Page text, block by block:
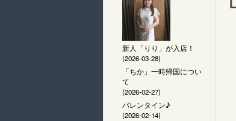
新人「りり」が入店！
(2026-03-28)
「ちか」一時帰国につい
て
(2026-02-27)
バレンタイン♪
(2026-02-14)